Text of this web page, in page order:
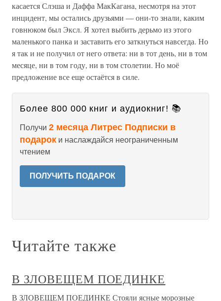
касается Слэша и Даффа МакКагана, несмотря на этот
инцидент, мы остались друзьями — они-то знали, каким
говнюком был Эксл. Я хотел выбить дерьмо из этого
маленького панка и заставить его заткнуться навсегда. Но
я так и не получил от него ответа: ни в тот день, ни в том
месяце, ни в том году, ни в том столетии. Но моё
предложение все еще остаётся в силе.
Более 800 000 книг и аудиокниг! 📚
Получи 2 месяца Литрес Подписки в
подарок и наслаждайся неограниченным
чтением
ПОЛУЧИТЬ ПОДАРОК
Читайте также
В ЗЛОВЕЩЕМ ПОЕДИНКЕ
В ЗЛОВЕЩЕМ ПОЕДИНКЕ Стояли ясные морозные